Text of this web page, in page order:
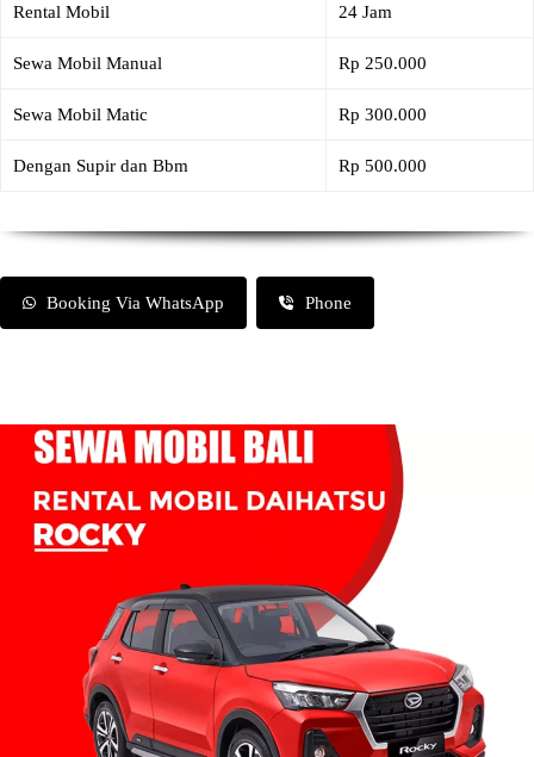
Rental Mobil 24 Jam
Sewa Mobil Manual Rp 250.000
Sewa Mobil Matic Rp 300.000
Dengan Supir dan Bbm Rp 500.000
Booking Via WhatsApp Phone